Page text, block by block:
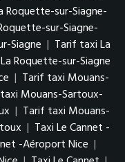
Roquette-sur-Siagne-
sur-Siagne-
Siagne | Tarif taxi La
Roquette-sur-Siagne
| Tarif taxi Mouans-
Mouans-Sartoux-
| Tarif taxi Mouans-
| Taxi Le Cannet -
-Aéroport Nice |